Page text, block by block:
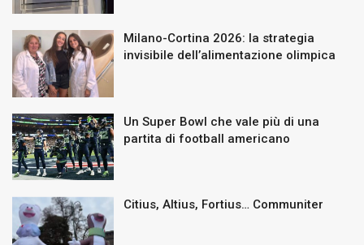
Milano-Cortina 2026: la strategia
invisibile dell’alimentazione olimpica
Un Super Bowl che vale più di una
partita di football americano
Citius, Altius, Fortius… Communiter